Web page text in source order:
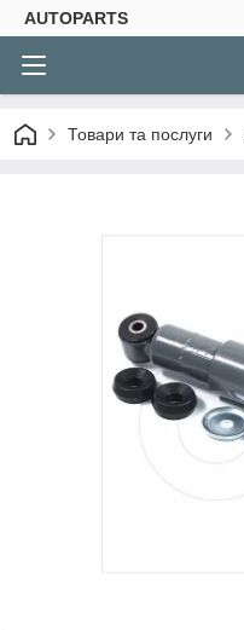
AUTOPARTS
Товари та послуги